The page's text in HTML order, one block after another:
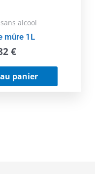
alcool
mûre 1L
€
panier